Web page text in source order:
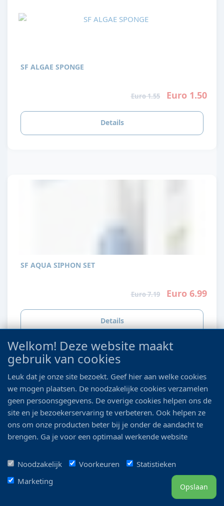
SF ALGAE SPONGE
Euro 1.55 Euro 1.50
Details
SF AQUA SIPHON SET
Euro 7.19 Euro 6.99
Details
SF AQUATOOL XL COMPLETE REINIGINGS SET
Euro 18.75
Welkom! Deze website maakt
gebruik van cookies
Leuk dat je onze site bezoekt. Geef hier aan welke cookies
we mogen plaatsen. De noodzakelijke cookies verzamelen
geen persoonsgegevens. De overige cookies helpen ons de
site en je bezoekerservaring te verbeteren. Ook helpen ze
ons om onze producten beter bij je onder de aandacht te
brengen. Ga je voor een optimaal werkende website
Noodzakelijk
Voorkeuren
Statistieken
Marketing
Opslaan